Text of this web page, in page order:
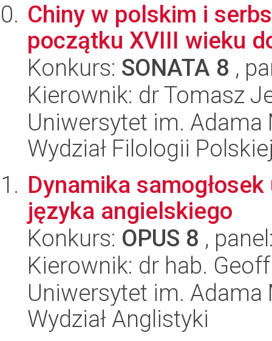
Chiny w polskim i
początku XVIII wieku
Konkurs: SONATA 8 ,
Kierownik: dr Tomasz
Uniwersytet im.
Wydział Filologii
Dynamika
języka angielskiego
Konkurs: OPUS 8 ,
Kierownik: dr hab.
Uniwersytet im.
Wydział Anglistyki